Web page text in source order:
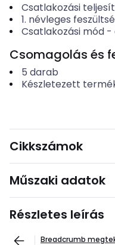
Csatlakozási
1. névleges
Csatlakozási mód-
Csomagolás és
5 darab
Készletezett
Cikkszámok
Műszaki adatok
Részletes leírás
Breadcrumb